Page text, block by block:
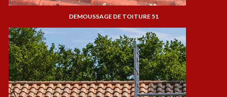
DEMOUSSAGE DE TOITURE 51